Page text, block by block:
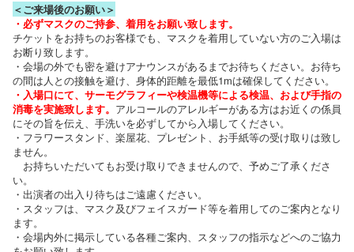
＜ご来場後のお願い＞
・必ずマスクのご持参、着用をお願い致します。
チケットをお持ちのお客様でも、マスクを着用していない方のご入場は
お断り致します。
・会場の外でも密を避けアナウンスがあるまでお待ちください。お待ち
の間は人との接触を避け、身体的距離を最低1mは確保してください。
・入場口にて、サーモグラフィーや検温機等による検温、および手指の
消毒を実施致します。 アルコールのアレルギーがある方はお近くの係員
にその旨を伝え、手洗いを必ずしてから入場してください。
・フラワースタンド、楽屋花、プレゼント、お手紙等の受け取りは致し
ません。
お持ちいただいてもお受け取りできませんので、予めご了承くださ
い。
・出演者の出入り待ちはご遠慮ください。
・スタッフは、マスク及びフェイスガード等を着用してのご案内となり
ます。
・会場内外に掲示している各種ご案内、スタッフの指示などへのご協力